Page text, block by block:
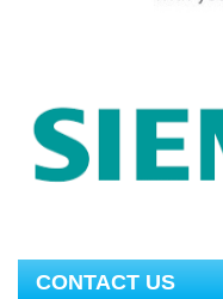
CONTACT US